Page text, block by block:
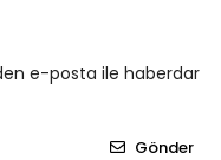
e-posta ile haberdar
Gönder